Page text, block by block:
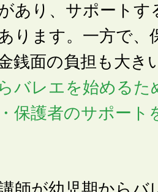
あり、サポートす
ります。一方で、
銭面の負担も大き
バレエを始めるた
保護者のサポート